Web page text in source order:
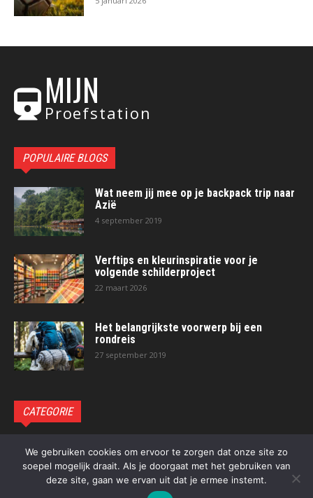
MIJN
Proefstation
POPULAIRE BLOGS
Wat neem jij mee op je backpack trip naar
Azië
4 september 2019
Verftips en kleurinspiratie voor je
volgende schilderproject
22 maart 2026
Het belangrijkste voorwerp bij een
rondreis
27 september 2019
CATEGORIE
Blog
We gebruiken cookies om ervoor te zorgen dat onze site zo
soepel mogelijk draait. Als je doorgaat met het gebruiken van
deze site, gaan we ervan uit dat je ermee instemt.